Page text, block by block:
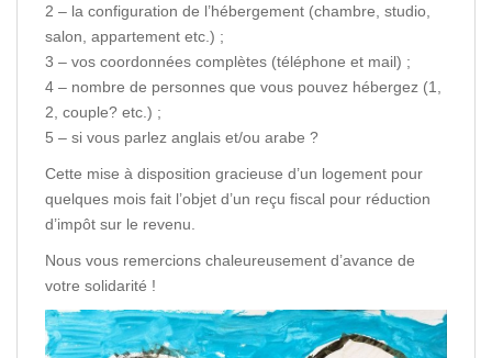
2 – la configuration de l’hébergement (chambre, studio,
salon, appartement etc.) ;
3 – vos coordonnées complètes (téléphone et mail) ;
4 – nombre de personnes que vous pouvez hébergez (1,
2, couple? etc.) ;
5 – si vous parlez anglais et/ou arabe ?
Cette mise à disposition gracieuse d’un logement pour
quelques mois fait l’objet d’un reçu fiscal pour réduction
d’impôt sur le revenu.
Nous vous remercions chaleureusement d’avance de
votre solidarité !